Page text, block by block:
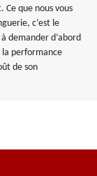
que nous vous
c’est le
demander d’abord
la performance
de son